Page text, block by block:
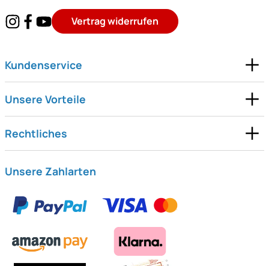
Vertrag widerrufen
Kundenservice
Unsere Vorteile
Rechtliches
Unsere Zahlarten